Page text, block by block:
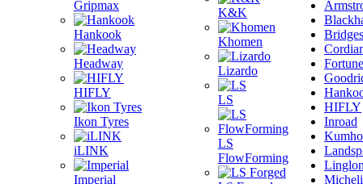
Gripmax
Hankook
Headway
HIFLY
Ikon Tyres
iLINK
Imperial
K&K
Khomen
Lizardo
LS
LS
FlowForming
Fortune
HIFLY
Inroad
Kumho